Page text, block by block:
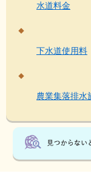
水道料金
下水道使用料
農業集落排水